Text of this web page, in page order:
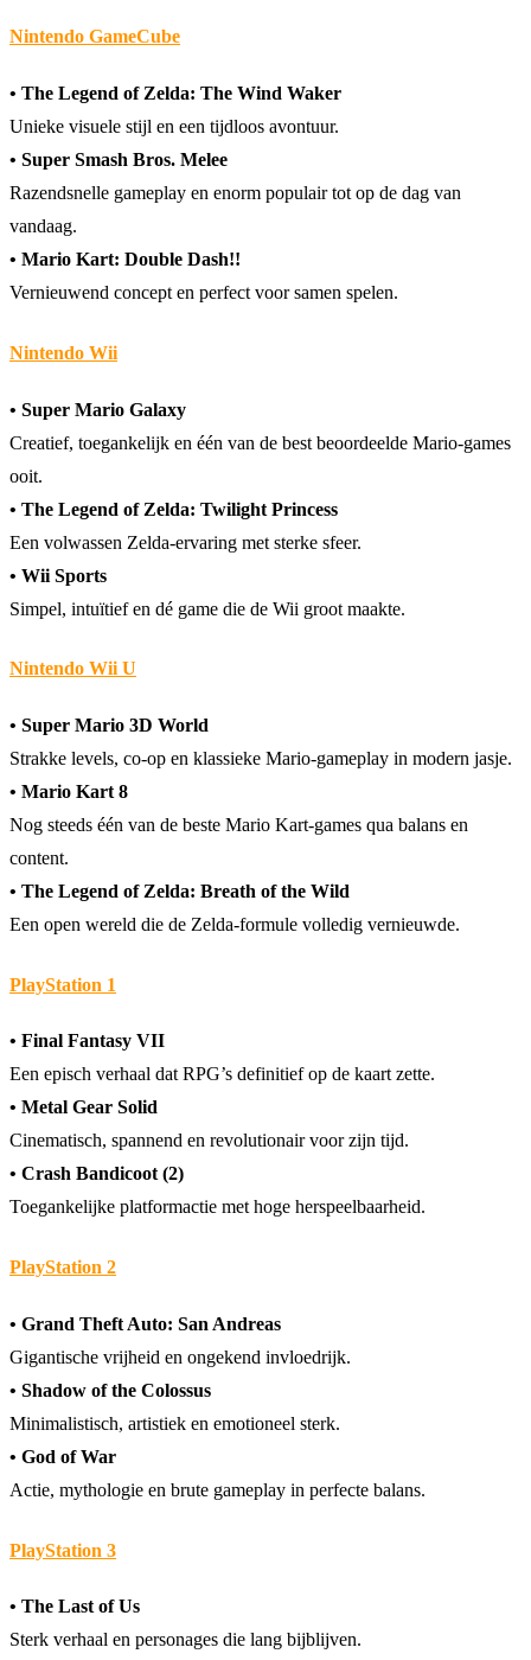
Nintendo GameCube
• The Legend of Zelda: The Wind Waker
Unieke visuele stijl en een tijdloos avontuur.
• Super Smash Bros. Melee
Razendsnelle gameplay en enorm populair tot op de dag van
vandaag.
• Mario Kart: Double Dash!!
Vernieuwend concept en perfect voor samen spelen.
Nintendo Wii
• Super Mario Galaxy
Creatief, toegankelijk en één van de best beoordeelde Mario-games
ooit.
• The Legend of Zelda: Twilight Princess
Een volwassen Zelda-ervaring met sterke sfeer.
• Wii Sports
Simpel, intuïtief en dé game die de Wii groot maakte.
Nintendo Wii U
• Super Mario 3D World
Strakke levels, co-op en klassieke Mario-gameplay in modern jasje.
• Mario Kart 8
Nog steeds één van de beste Mario Kart-games qua balans en
content.
• The Legend of Zelda: Breath of the Wild
Een open wereld die de Zelda-formule volledig vernieuwde.
PlayStation 1
• Final Fantasy VII
Een episch verhaal dat RPG’s definitief op de kaart zette.
• Metal Gear Solid
Cinematisch, spannend en revolutionair voor zijn tijd.
• Crash Bandicoot (2)
Toegankelijke platformactie met hoge herspeelbaarheid.
PlayStation 2
• Grand Theft Auto: San Andreas
Gigantische vrijheid en ongekend invloedrijk.
• Shadow of the Colossus
Minimalistisch, artistiek en emotioneel sterk.
• God of War
Actie, mythologie en brute gameplay in perfecte balans.
PlayStation 3
• The Last of Us
Sterk verhaal en personages die lang bijblijven.